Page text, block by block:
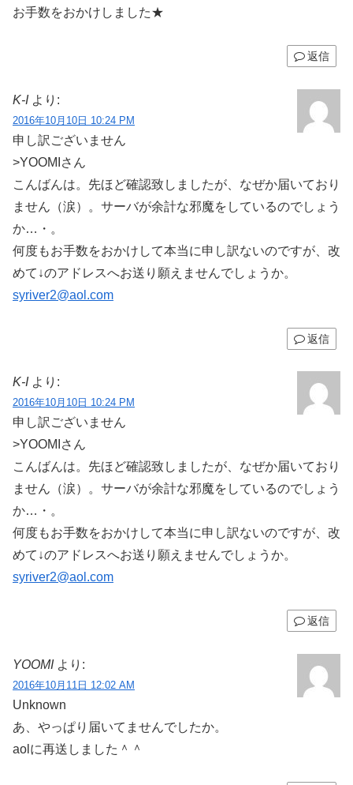
お手数をおかけしました★
返信
K-I より:
2016年10月10日 10:24 PM
申し訳ございません
>YOOMIさん
こんばんは。先ほど確認致しましたが、なぜか届いており
ません（涙）。サーバが余計な邪魔をしているのでしょう
か…・。
何度もお手数をおかけして本当に申し訳ないのですが、改
めて↓のアドレスへお送り願えませんでしょうか。
syriver2@aol.com
返信
K-I より:
2016年10月10日 10:24 PM
申し訳ございません
>YOOMIさん
こんばんは。先ほど確認致しましたが、なぜか届いており
ません（涙）。サーバが余計な邪魔をしているのでしょう
か…・。
何度もお手数をおかけして本当に申し訳ないのですが、改
めて↓のアドレスへお送り願えませんでしょうか。
syriver2@aol.com
返信
YOOMI より:
2016年10月11日 12:02 AM
Unknown
あ、やっぱり届いてませんでしたか。
aolに再送しました＾＾